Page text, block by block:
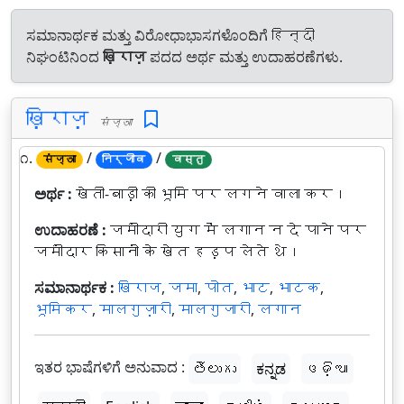
ಸಮಾನಾರ್ಥಕ ಮತ್ತು ವಿರೋಧಾಭಾಸಗಳೊಂದಿಗೆ हिन्दी
ನಿಘಂಟಿನಿಂದ ख़िराज़ಪದದ ಅರ್ಥ ಮತ್ತು ಉದಾಹರಣೆಗಳು.
ख़िराज़ संज्ञा
೧. संज्ञा / निर्जीव / वस्तु
ಅರ್ಥ : खेती-बाड़ी की भूमि पर लगने वाला कर।
ಉದಾಹರಣೆ : जमींदारी युग में लगान न दे पाने पर
जमींदार किसानों के खेत हड़प लेते थे।
ಸಮಾನಾರ್ಥಕ : खिराज, जमा, पोत, भाट, भाटक,
भूमिकर, मालगुज़ारी, मालगुजारी, लगान
ಇತರ ಭಾಷೆಗಳಿಗೆ ಅನುವಾದ : తెలుగు ಕನ್ನಡ
ଓଡ଼ିଆ